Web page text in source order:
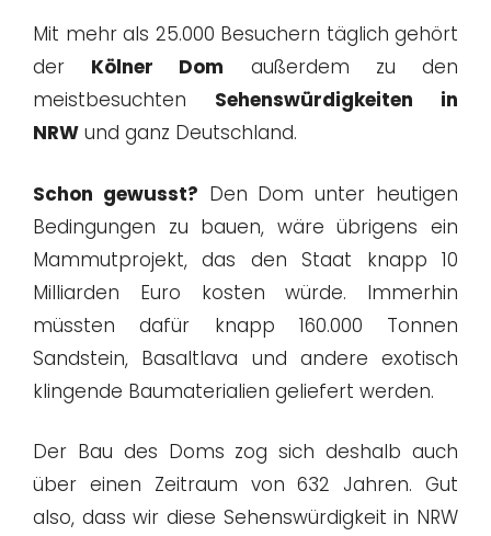
Mit mehr als 25.000 Besuchern täglich gehört
der Kölner Dom außerdem zu den
meistbesuchten Sehenswürdigkeiten in
NRW und ganz Deutschland.
Schon gewusst? Den Dom unter heutigen
Bedingungen zu bauen, wäre übrigens ein
Mammutprojekt, das den Staat knapp 10
Milliarden Euro kosten würde. Immerhin
müssten dafür knapp 160.000 Tonnen
Sandstein, Basaltlava und andere exotisch
klingende Baumaterialien geliefert werden.
Der Bau des Doms zog sich deshalb auch
über einen Zeitraum von 632 Jahren. Gut
also, dass wir diese Sehenswürdigkeit in NRW